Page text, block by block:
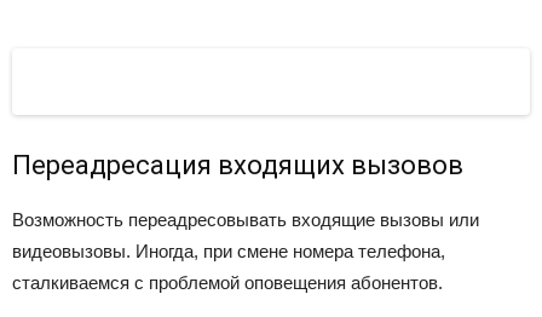
Переадресация входящих вызовов
Возможность переадресовывать входящие вызовы или
видеовызовы. Иногда, при смене номера телефона,
сталкиваемся с проблемой оповещения абонентов.